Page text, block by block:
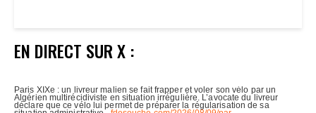
EN DIRECT SUR X :